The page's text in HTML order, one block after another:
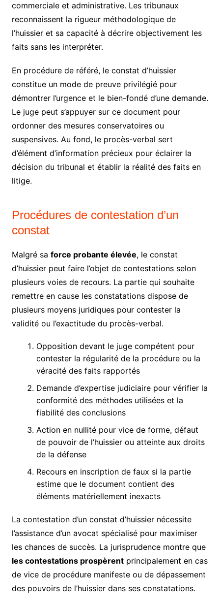
commerciale et administrative. Les tribunaux
reconnaissent la rigueur méthodologique de
l’huissier et sa capacité à décrire objectivement les
faits sans les interpréter.
En procédure de référé, le constat d’huissier
constitue un mode de preuve privilégié pour
démontrer l’urgence et le bien-fondé d’une demande.
Le juge peut s’appuyer sur ce document pour
ordonner des mesures conservatoires ou
suspensives. Au fond, le procès-verbal sert
d’élément d’information précieux pour éclairer la
décision du tribunal et établir la réalité des faits en
litige.
Procédures de contestation d’un
constat
Malgré sa force probante élevée, le constat
d’huissier peut faire l’objet de contestations selon
plusieurs voies de recours. La partie qui souhaite
remettre en cause les constatations dispose de
plusieurs moyens juridiques pour contester la
validité ou l’exactitude du procès-verbal.
Opposition devant le juge compétent pour
contester la régularité de la procédure ou la
véracité des faits rapportés
Demande d’expertise judiciaire pour vérifier la
conformité des méthodes utilisées et la
fiabilité des conclusions
Action en nullité pour vice de forme, défaut
de pouvoir de l’huissier ou atteinte aux droits
de la défense
Recours en inscription de faux si la partie
estime que le document contient des
éléments matériellement inexacts
La contestation d’un constat d’huissier nécessite
l’assistance d’un avocat spécialisé pour maximiser
les chances de succès. La jurisprudence montre que
les contestations prospèrentprincipalement en cas
de vice de procédure manifeste ou de dépassement
des pouvoirs de l’huissier dans ses constatations.